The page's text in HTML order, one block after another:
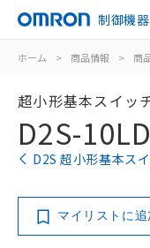
制御機器
ホーム > 商品情報 > 商
超小形基本スイッ
D2S-10LD
D2S 超小形基本ス
マイリストに追